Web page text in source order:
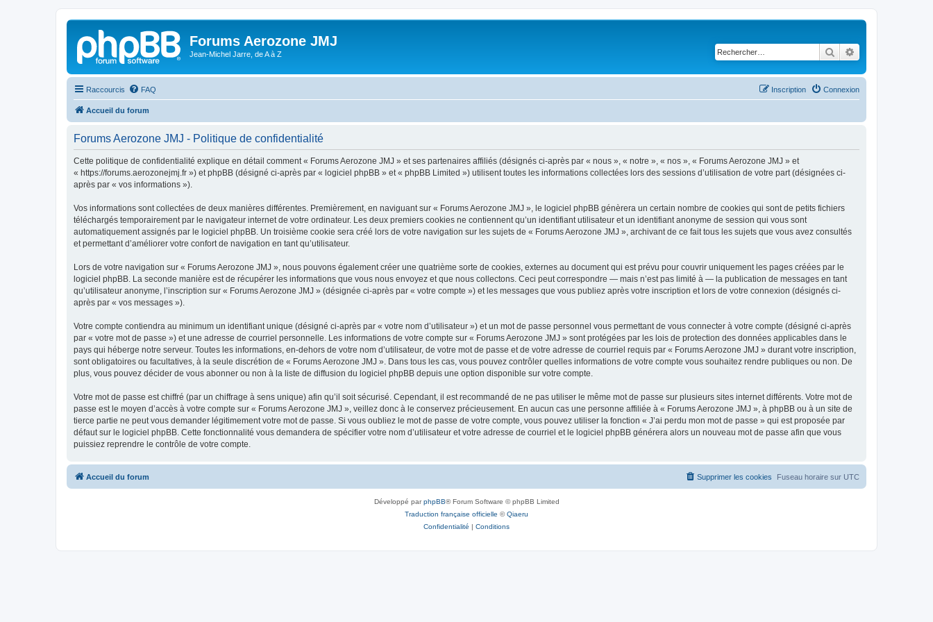
Forums Aerozone JMJ
Jean-Michel Jarre, de A à Z Rechercher
Raccourcis FAQ Connexion
Inscription
Accueil du forum
Forums Aerozone JMJ - Politique de confidentialité
Cette politique de confidentialité explique en détail comment « Forums Aerozone JMJ » et ses partenaires affiliés (désignés ci-après par « nous », « notre », « nos », « Forums Aerozone JMJ » et
« https://forums.aerozonejmj.fr ») et phpBB (désigné ci-après par « logiciel phpBB » et « phpBB Limited ») utilisent toutes les informations collectées lors des sessions d’utilisation de votre part (désignées ci-
après par « vos informations »).
Vos informations sont collectées de deux manières différentes. Premièrement, en naviguant sur « Forums Aerozone JMJ », le logiciel phpBB génèrera un certain nombre de cookies qui sont de petits fichiers
téléchargés temporairement par le navigateur internet de votre ordinateur. Les deux premiers cookies ne contiennent qu’un identifiant utilisateur et un identifiant anonyme de session qui vous sont
automatiquement assignés par le logiciel phpBB. Un troisième cookie sera créé lors de votre navigation sur les sujets de « Forums Aerozone JMJ », archivant de ce fait tous les sujets que vous avez consultés
et permettant d’améliorer votre confort de navigation en tant qu’utilisateur.
Lors de votre navigation sur « Forums Aerozone JMJ », nous pouvons également créer une quatrième sorte de cookies, externes au document qui est prévu pour couvrir uniquement les pages créées par le
logiciel phpBB. La seconde manière est de récupérer les informations que vous nous envoyez et que nous collectons. Ceci peut correspondre — mais n’est pas limité à — la publication de messages en tant
qu’utilisateur anonyme, l’inscription sur « Forums Aerozone JMJ » (désignée ci-après par « votre compte ») et les messages que vous publiez après votre inscription et lors de votre connexion (désignés ci-
après par « vos messages »).
Votre compte contiendra au minimum un identifiant unique (désigné ci-après par « votre nom d’utilisateur ») et un mot de passe personnel vous permettant de vous connecter à votre compte (désigné ci-après
par « votre mot de passe ») et une adresse de courriel personnelle. Les informations de votre compte sur « Forums Aerozone JMJ » sont protégées par les lois de protection des données applicables dans le
pays qui héberge notre serveur. Toutes les informations, en-dehors de votre nom d’utilisateur, de votre mot de passe et de votre adresse de courriel requis par « Forums Aerozone JMJ » durant votre inscription,
sont obligatoires ou facultatives, à la seule discrétion de « Forums Aerozone JMJ ». Dans tous les cas, vous pouvez contrôler quelles informations de votre compte vous souhaitez rendre publiques ou non. De
plus, vous pouvez décider de vous abonner ou non à la liste de diffusion du logiciel phpBB depuis une option disponible sur votre compte.
Votre mot de passe est chiffré (par un chiffrage à sens unique) afin qu’il soit sécurisé. Cependant, il est recommandé de ne pas utiliser le même mot de passe sur plusieurs sites internet différents. Votre mot de
passe est le moyen d’accès à votre compte sur « Forums Aerozone JMJ », veillez donc à le conservez précieusement. En aucun cas une personne affiliée à « Forums Aerozone JMJ », à phpBB ou à un site de
tierce partie ne peut vous demander légitimement votre mot de passe. Si vous oubliez le mot de passe de votre compte, vous pouvez utiliser la fonction « J’ai perdu mon mot de passe » qui est proposée par
défaut sur le logiciel phpBB. Cette fonctionnalité vous demandera de spécifier votre nom d’utilisateur et votre adresse de courriel et le logiciel phpBB générera alors un nouveau mot de passe afin que vous
puissiez reprendre le contrôle de votre compte.
Accueil du forum Fuseau horaire sur UTC
Supprimer les cookies
Développé parphpBB® Forum Software © phpBB Limited
Traduction française officielle ©Qiaeru
Confidentialité | Conditions